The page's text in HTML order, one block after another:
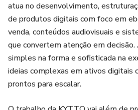
Cumpără acum **„Marele Scut
Negative din Viața Ta Financiară”**
să-ți întărești protecția spirituală
încearcă să-ți împiedice
atua no desenvolvimento,
de produtos digitais com foco em
venda, conteúdos audiovisuais e
que convertem atenção em
simples na forma e sofisticada na
ideias complexas em ativos digitais
prontos para escalar.